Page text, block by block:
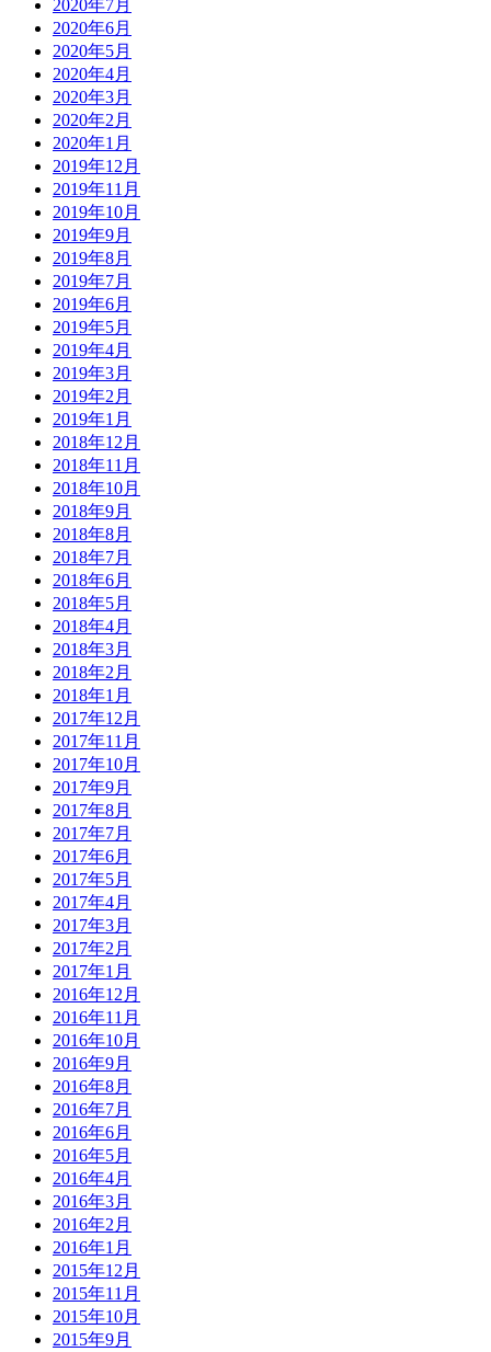
2020年7月
2020年6月
2020年5月
2020年4月
2020年3月
2020年2月
2020年1月
2019年12月
2019年11月
2019年10月
2019年9月
2019年8月
2019年7月
2019年6月
2019年5月
2019年4月
2019年3月
2019年2月
2019年1月
2018年12月
2018年11月
2018年10月
2018年9月
2018年8月
2018年7月
2018年6月
2018年5月
2018年4月
2018年3月
2018年2月
2018年1月
2017年12月
2017年11月
2017年10月
2017年9月
2017年8月
2017年7月
2017年6月
2017年5月
2017年4月
2017年3月
2017年2月
2017年1月
2016年12月
2016年11月
2016年10月
2016年9月
2016年8月
2016年7月
2016年6月
2016年5月
2016年4月
2016年3月
2016年2月
2016年1月
2015年12月
2015年11月
2015年10月
2015年9月